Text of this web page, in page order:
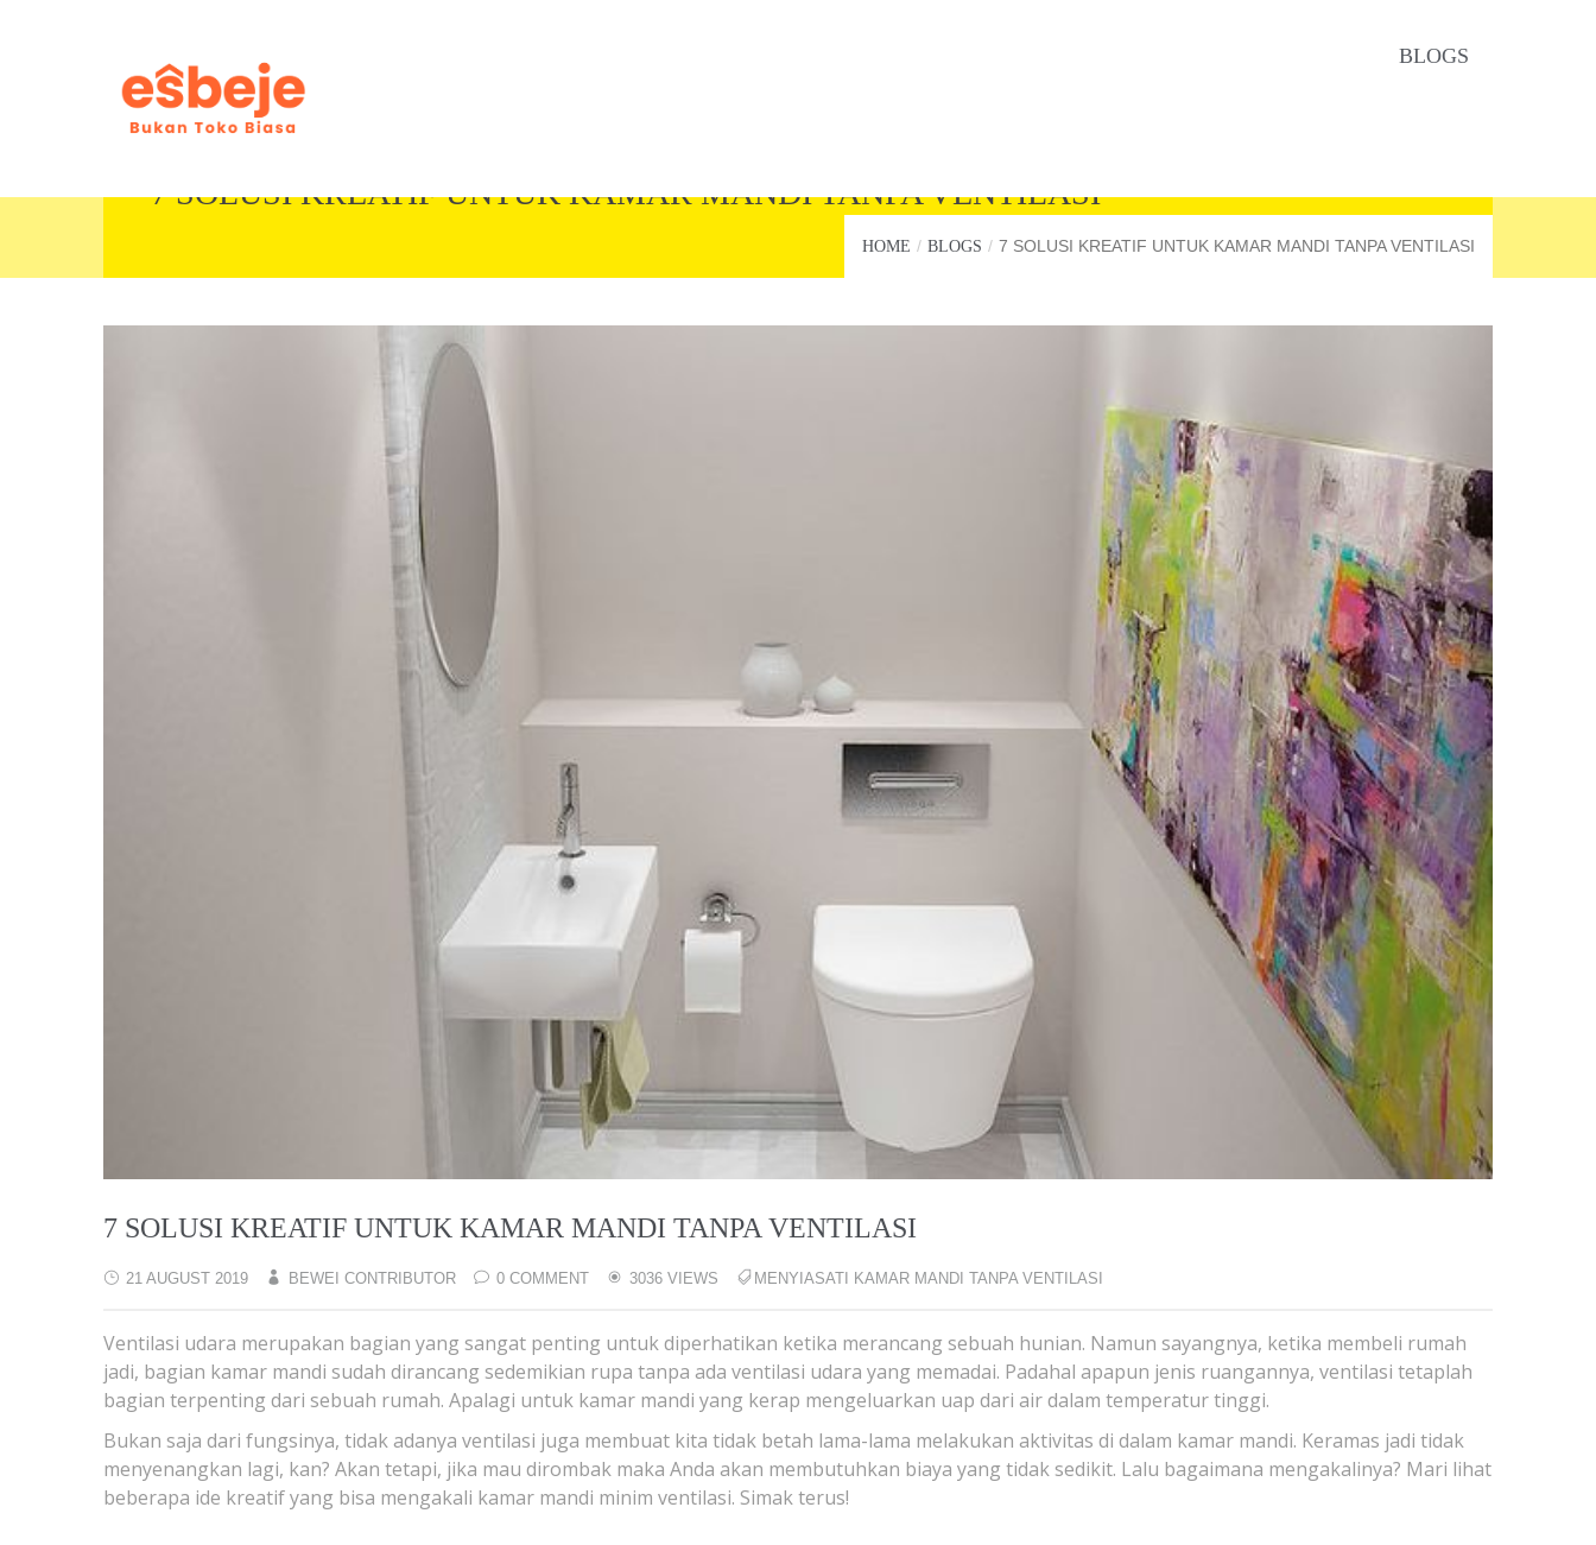
BLOGS
7 SOLUSI KREATIF UNTUK KAMAR MANDI TANPA VENTILASI
HOME BLOGS 7 SOLUSI KREATIF UNTUK KAMAR MANDI TANPA VENTILASI
7 SOLUSI KREATIF UNTUK KAMAR MANDI TANPA VENTILASI
21 AUGUST 2019 BEWEI CONTRIBUTOR 0 COMMENT 3036 VIEWS MENYIASATI KAMAR MANDI TANPA VENTILASI
Ventilasi udara merupakan bagian yang sangat penting untuk diperhatikan ketika merancang sebuah hunian. Namun sayangnya, ketika membeli rumah
jadi, bagian kamar mandi sudah dirancang sedemikian rupa tanpa ada ventilasi udara yang memadai. Padahal apapun jenis ruangannya, ventilasi tetaplah
bagian terpenting dari sebuah rumah. Apalagi untuk kamar mandi yang kerap mengeluarkan uap dari air dalam temperatur tinggi.
Bukan saja dari fungsinya, tidak adanya ventilasi juga membuat kita tidak betah lama-lama melakukan aktivitas di dalam kamar mandi. Keramas jadi tidak
menyenangkan lagi, kan? Akan tetapi, jika mau dirombak maka Anda akan membutuhkan biaya yang tidak sedikit. Lalu bagaimana mengakalinya? Mari lihat
beberapa ide kreatif yang bisa mengakali kamar mandi minim ventilasi. Simak terus!